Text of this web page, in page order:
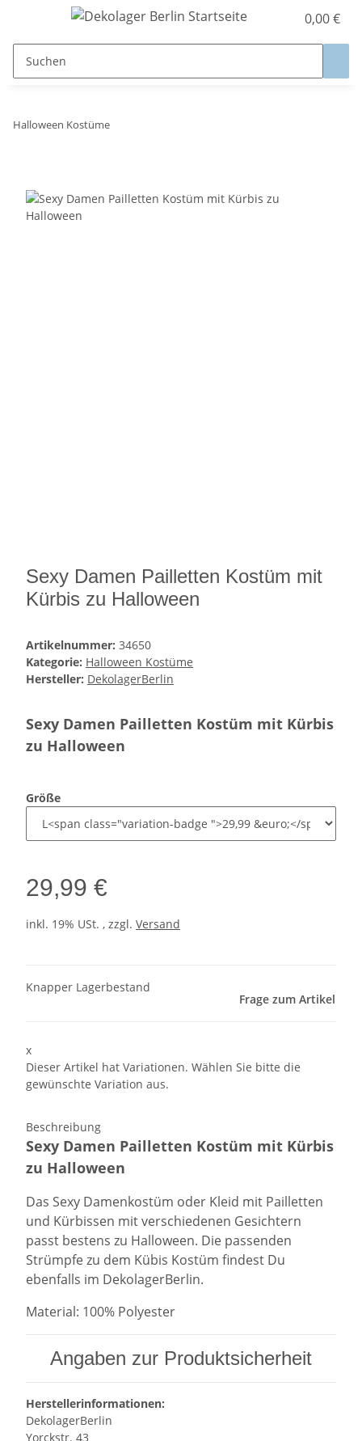
0,00 €
Halloween Kostüme
Sexy Damen Pailletten Kostüm mit
Kürbis zu Halloween
Artikelnummer: 34650
Kategorie: Halloween Kostüme
Hersteller: DekolagerBerlin
Sexy Damen Pailletten Kostüm mit Kürbis
zu Halloween
Größe
29,99 €
inkl. 19% USt. , zzgl. Versand
Knapper Lagerbestand
Frage zum Artikel
x
Dieser Artikel hat Variationen. Wählen Sie bitte die
gewünschte Variation aus.
Beschreibung
Sexy Damen Pailletten Kostüm mit Kürbis
zu Halloween
Das Sexy Damenkostüm oder Kleid mit Pailletten
und Kürbissen mit verschiedenen Gesichtern
passt bestens zu Halloween. Die passenden
Strümpfe zu dem Kübis Kostüm findest Du
ebenfalls im DekolagerBerlin.
Material: 100% Polyester
Angaben zur Produktsicherheit
Herstellerinformationen:
DekolagerBerlin
Yorckstr. 43